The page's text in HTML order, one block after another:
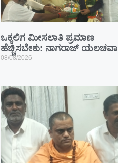
ಒಕ್ಕಲಿಗ ಮೀಸಲಾತಿ ಪ್ರಮಾಣ
ಹೆಚ್ಚಿಸಬೇಕು: ನಾಗರಾಜ್
08/08/2026